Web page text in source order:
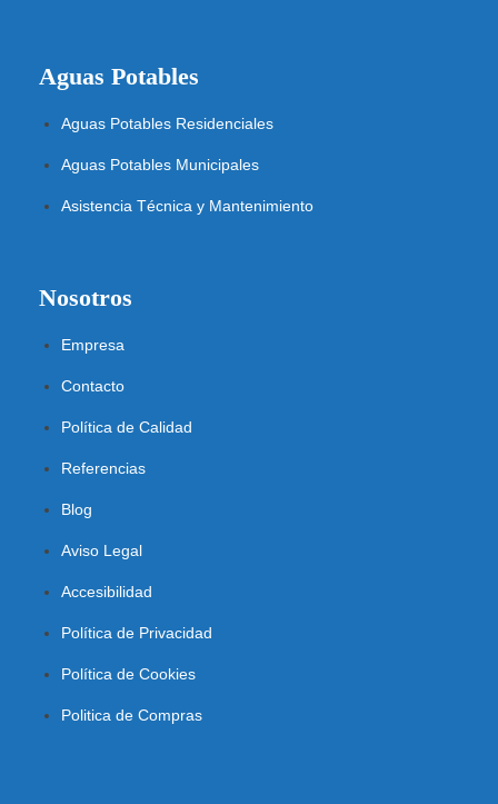
Aguas Potables
Aguas Potables Residenciales
Aguas Potables Municipales
Asistencia Técnica y Mantenimiento
Nosotros
Empresa
Contacto
Política de Calidad
Referencias
Blog
Aviso Legal
Accesibilidad
Política de Privacidad
Política de Cookies
Politica de Compras